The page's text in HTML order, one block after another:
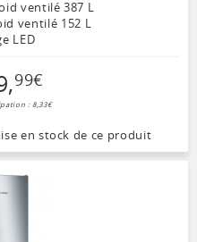
ventilé 387 L
ventilé 152 L
LED
,99€
: 8,33€
en stock de ce produit